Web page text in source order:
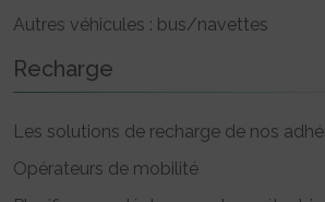
Autres véhicules : bus/navettes
Recharge
Les solutions de recharge de nos
Opérateurs de mobilité